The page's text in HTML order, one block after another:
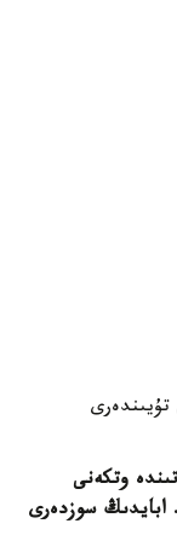
وتكەنى
ابايدىڭ سوزدەرى